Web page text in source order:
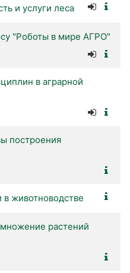
и услуги леса
"Роботы в мире АГРО"
в аграрной
построения
животноводстве
растений